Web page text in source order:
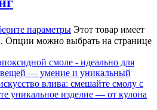
параметры Этот товар имеет
Опции можно выбрать на странице